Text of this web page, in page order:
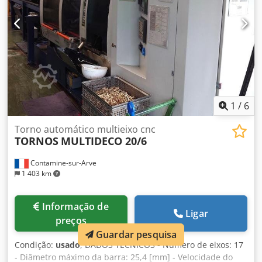
1 / 6
Contamine-sur-Arve
1 403 km
Torno automático multieixo cnc
TORNOS MULTIDECO 20/6
preços
Ligar
Condição: usado, DADOS TÉCNICOS - Número de eixos: 17
- Diâmetro máximo da barra: 25,4 [mm] - Velocidade do
Guardar pesquisa